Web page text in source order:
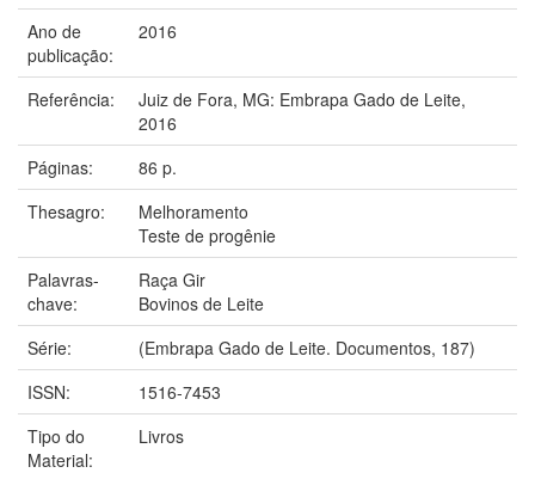
Ano de
publicação:
2016
Referência:
Juiz de Fora, MG: Embrapa Gado de Leite,
2016
Páginas:
86 p.
Thesagro:
Melhoramento
Teste de progênie
Palavras-
chave:
Raça Gir
Bovinos de Leite
Série:
(Embrapa Gado de Leite. Documentos, 187)
ISSN:
1516-7453
Tipo do
Material:
Livros